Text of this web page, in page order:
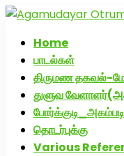
Home
பாடல்கள்
திருமண தகவல்-
துளுவ
தொடர்புக்கு
Various
அகமுடையார் திருமண